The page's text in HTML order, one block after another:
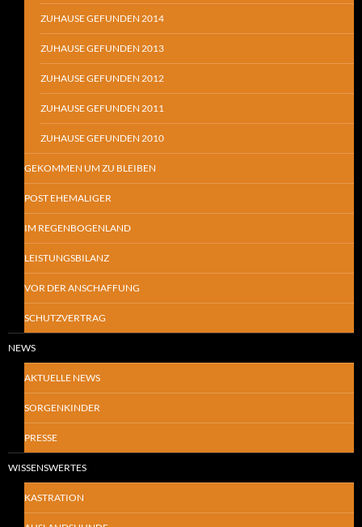
ZUHAUSE GEFUNDEN 2014
ZUHAUSE GEFUNDEN 2013
ZUHAUSE GEFUNDEN 2012
ZUHAUSE GEFUNDEN 2011
ZUHAUSE GEFUNDEN 2010
GEKOMMEN UM ZU BLEIBEN
POST EHEMALIGER
IM REGENBOGENLAND
LEISTUNGSBILANZ
VOR DER ANSCHAFFUNG
SCHUTZVERTRAG
NEWS
AKTUELLE NEWS
SORGENKINDER
PRESSE
WISSENSWERTES
KASTRATION